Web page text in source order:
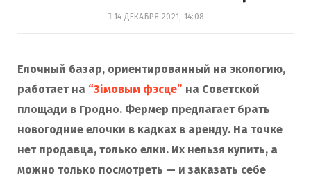
14 ДЕКАБРЯ 2021, 14:08
Елочный базар, ориентированный на экологию,
работает на “Зімовым фэсце” на Советской
площади в Гродно. Фермер предлагает брать
новогодние елочки в кадках в аренду. На точке
нет продавца, только елки. Их нельзя купить, а
можно только посмотреть — и заказать себе